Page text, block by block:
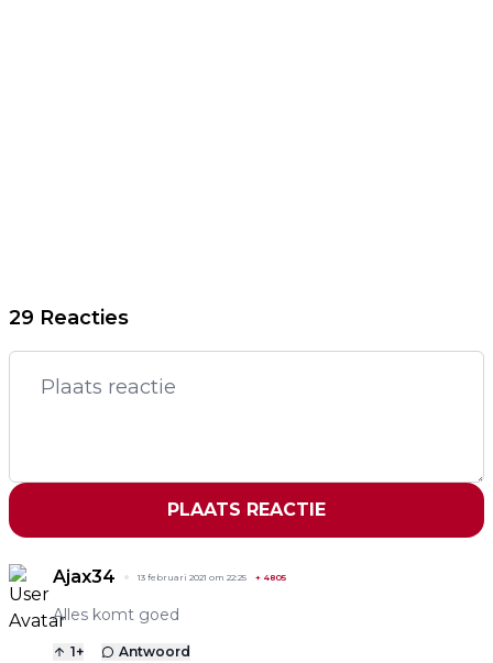
29 Reacties
PLAATS REACTIE
Ajax34 13 februari 2021 om 22:25 + 4805
Alles komt goed
1+ Antwoord